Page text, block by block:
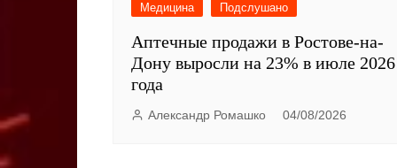
Медицина Подслушано
Аптечные продажи в Ростове-на-
Дону выросли на 23% в июле 2026
года
Александр Ромашко 04/08/2026